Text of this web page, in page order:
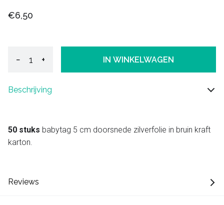
€6,50
− + IN WINKELWAGEN
Beschrijving
50 stuks babytag 5 cm doorsnede zilverfolie in bruin kraft
karton.
Reviews